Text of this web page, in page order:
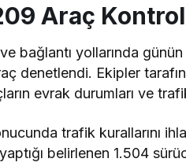
Araç
bağlantı yollarında
denetlendi. Ekipler
evrak durumları ve
trafik kurallarını
belirlenen 1.504